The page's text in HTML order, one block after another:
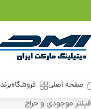
صفحه اصلی فروشگاه
فیلتر موجودی و حراج